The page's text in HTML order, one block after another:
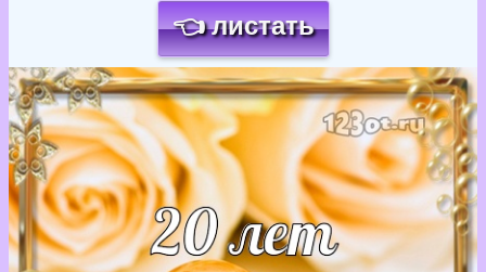
👈 листать
Загрузка картинки...